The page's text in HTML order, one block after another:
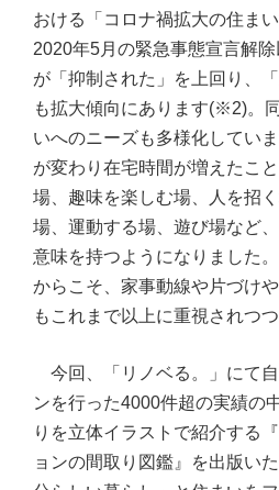
おける「コロナ禍拡大の住ま
2020年5月の緊急事態宣言解除
が「抑制された」を上回り、
も拡大傾向にあります(※2)。
いへのニーズも多様化してい
が変わり在宅時間が増えたこ
場、趣味を楽しむ場、人を招
場、運動する場、遊び場など
意味を持つようになりました
からこそ、家事動線や片づけ
もこれまで以上に重視されつつ
今回、「リノベる。」にて
ンを行った4000件超の実績の
りを立体イラストで紹介する
ョンの間取り図鑑』を出版い